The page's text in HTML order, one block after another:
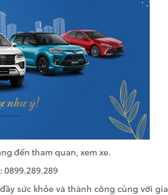
đến tham quan, xem xe.
sức khỏe và thành công cùng với gia